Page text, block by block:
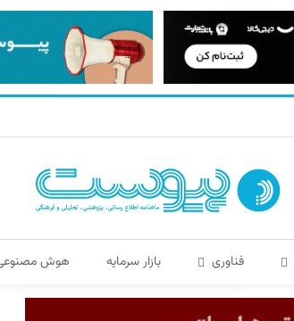
فناوری بازار سرمایه هوش